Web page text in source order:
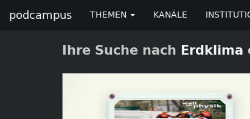
podcampus THEMEN KANÄLE
Ihre Suche nach Erdklima